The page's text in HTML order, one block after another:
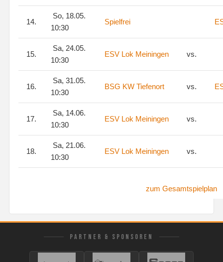
14.
So, 18.05.
10:30
Spielfrei
15.
Sa, 24.05.
10:30
ESV Lok Meiningen vs.
16.
Sa, 31.05.
10:30
BSG KW Tiefenort vs.
17.
Sa, 14.06.
10:30
ESV Lok Meiningen vs.
18.
Sa, 21.06.
10:30
ESV Lok Meiningen vs.
zum Gesamtspielplan
PARTNER & SPONSOREN